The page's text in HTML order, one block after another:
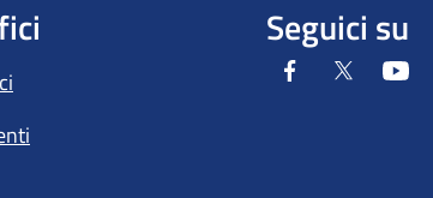
Seguici su
FacebookTwitter